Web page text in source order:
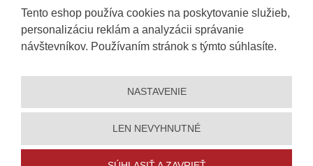
Tento eshop používa cookies na poskytovanie služieb,
personalizáciu reklám a analyzácii správanie
návštevníkov. Používaním stránok s týmto súhlasíte.
NASTAVENIE
LEN NEVYHNUTNÉ
Vyhlásenie o prístupnosti |Ochrana osobných údajov |Mapa stránky |